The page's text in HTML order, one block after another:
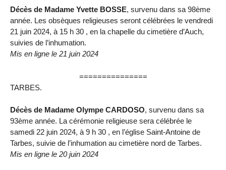
Décès de Madame Yvette BOSSE, survenu dans sa 98ème
année. Les obsèques religieuses seront célébrées le vendredi
21 juin 2024, à 15 h 30 , en la chapelle du cimetière d’Auch,
suivies de l’inhumation.
Mis en ligne le 21 juin 2024
===============
TARBES.
Décès de Madame Olympe CARDOSO, survenu dans sa
93ème année. La cérémonie religieuse sera célébrée le
samedi 22 juin 2024, à 9 h 30 , en l’église Saint-Antoine de
Tarbes, suivie de l’inhumation au cimetière nord de Tarbes.
Mis en ligne le 20 juin 2024